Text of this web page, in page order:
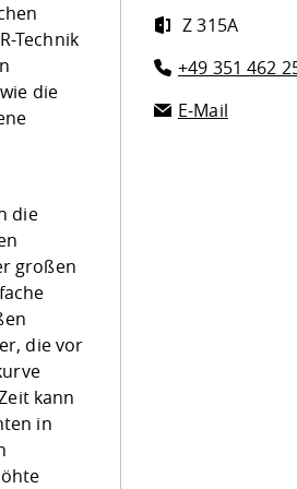
Technik
die
die
großen
die vor
kann
in
Z 315A
+49 351 462
E-Mail